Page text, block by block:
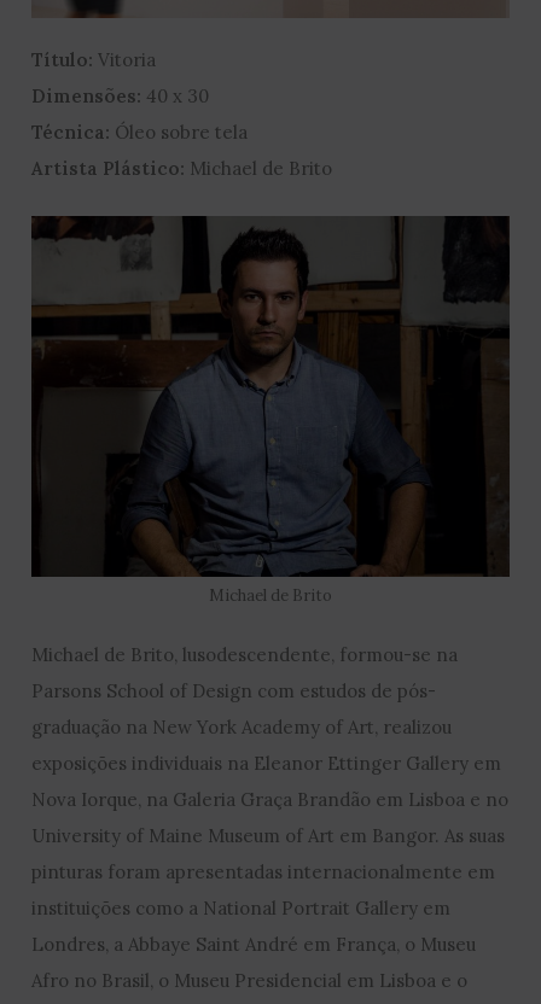
Título: Vitoria
Dimensões: 40 x 30
Técnica: Óleo sobre tela
Artista Plástico: Michael de Brito
Michael de Brito
Michael de Brito, lusodescendente, formou-se na
Parsons School of Design com estudos de pós-
graduação na New York Academy of Art, realizou
exposições individuais na Eleanor Ettinger Gallery em
Nova Iorque, na Galeria Graça Brandão em Lisboa e no
University of Maine Museum of Art em Bangor. As suas
pinturas foram apresentadas internacionalmente em
instituições como a National Portrait Gallery em
Londres, a Abbaye Saint André em França, o Museu
Afro no Brasil, o Museu Presidencial em Lisboa e o